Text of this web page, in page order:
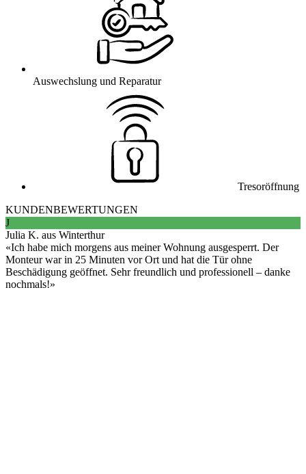
Auswechslung und Reparatur
Tresoröffnung
KUNDENBEWERTUNGEN
J
Julia K. aus Winterthur
Ich habe mich morgens aus meiner Wohnung ausgesperrt. Der
Monteur war in 25 Minuten vor Ort und hat die Tür ohne
Beschädigung geöffnet. Sehr freundlich und professionell – danke
nochmals!